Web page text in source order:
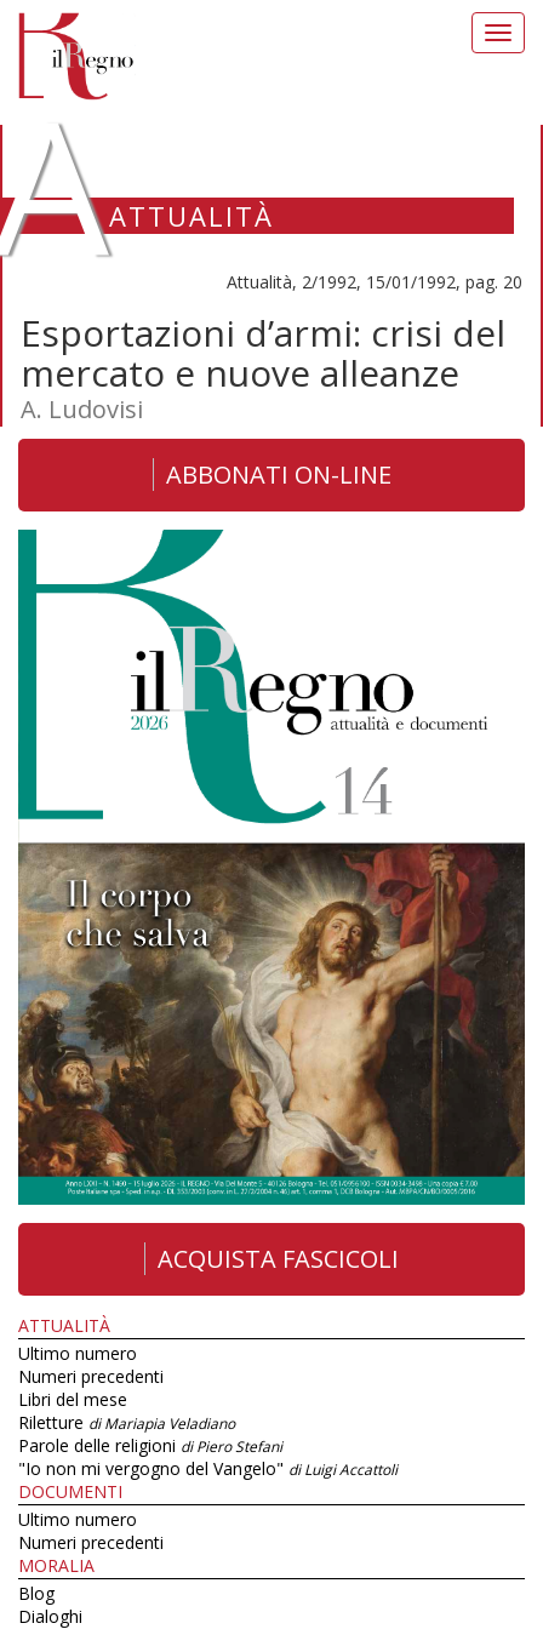
ATTUALITÀ
Attualità, 2/1992, 15/01/1992, pag. 20
Esportazioni d’armi: crisi del
mercato e nuove alleanze
A. Ludovisi
ABBONATI ON-LINE
ACQUISTA FASCICOLI
ATTUALITÀ
Ultimo numero
Numeri precedenti
Libri del mese
Riletture di Mariapia Veladiano
Parole delle religioni di Piero Stefani
"Io non mi vergogno del Vangelo" di Luigi Accattoli
DOCUMENTI
Ultimo numero
Numeri precedenti
MORALIA
Blog
Dialoghi